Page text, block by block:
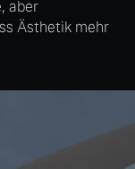
aber
Ästhetik mehr